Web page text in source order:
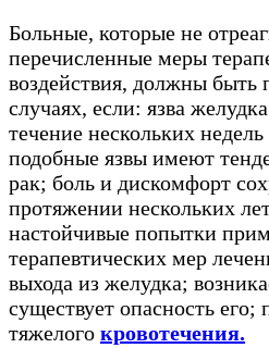
Больные, которые не
перечисленные меры
воздействия, должны быть
случаях, если: язва
течение нескольких
подобные язвы имеют
рак; боль и дискомфорт
протяжении нескольких
настойчивые попытки
терапевтических мер
выхода из желудка;
существует опасность
тяжелого кровотечения.